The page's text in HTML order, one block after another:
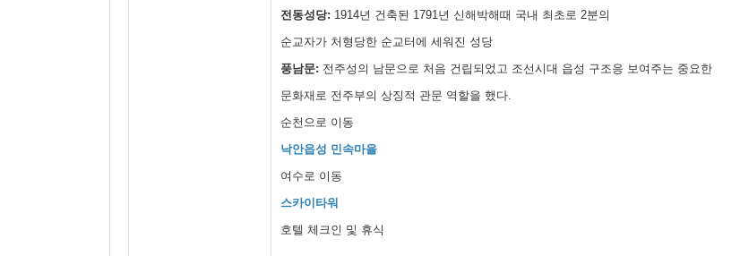
전동성당: 1914년 건축된 1791년 신해박해때 국내 최초로 2분의
순교자가 처형당한 순교터에 세워진 성당
풍남문: 전주성의 남문으로 처음 건립되었고 조선시대 읍성 구조응 보여주는 중요한
문화재로 전주부의 상징적 관문 역할을 했다.
순천으로 이동
낙안읍성 민속마을
여수로 이동
스카이타워
호텔 체크인 및 휴식